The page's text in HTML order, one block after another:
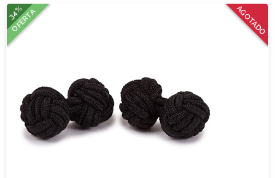
AGOTADO
34%
OFERTA